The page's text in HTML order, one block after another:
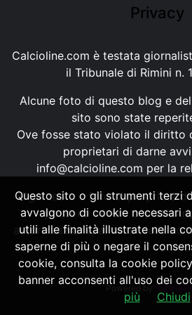
Privacy
Calcioline.com è testata
il Tribunale di Rimini n.
Alcune foto di questo blog e
sito sono state
Ove fosse stato violato il diritto
proprietari di darne
info@calcioline.com per la
Ogni testo e foto di proprietà
possono essere copiati o
autorizzazione, ai sensi della
Powered by
Questo sito o gli strumenti terzi
avvalgono di cookie necessari
utili alle finalità illustrate nella
saperne di più o negare il
cookie, consulta la cookie
banner acconsenti all'uso dei
più
Chiudi